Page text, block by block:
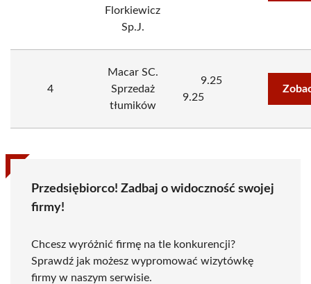
Florkiewicz
Sp.J.
4
Macar SC.
Sprzedaż
tłumików
9.25
9.25
Przedsiębiorco! Zadbaj o widoczność swojej
firmy!
Chcesz wyróżnić firmę na tle konkurencji?
Sprawdź jak możesz wypromować wizytówkę
firmy w naszym serwisie.